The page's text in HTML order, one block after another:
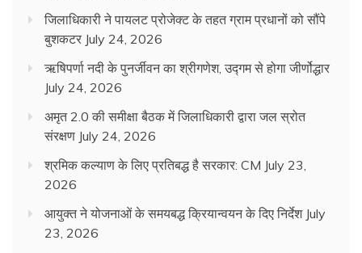
जिलाधिकारी ने पायलट प्रोजेक्ट के तहत ग्राम प्रधानों को सौंपे
बुशकटर July 24, 2026
ऋषिपर्णा नदी के पुनर्जीवन का श्रीगणेश, उद्गम से होगा जीर्णोद्धार
July 24, 2026
अमृत 2.0 की समीक्षा बैठक में जिलाधिकारी द्वारा जल स्रोत
संरक्षण July 24, 2026
श्रमिक कल्याण के लिए प्रतिबद्ध है सरकार: CM July 23,
2026
आयुक्त ने योजनाओं के समयबद्ध क्रियान्वयन के दिए निर्देश July
23, 2026